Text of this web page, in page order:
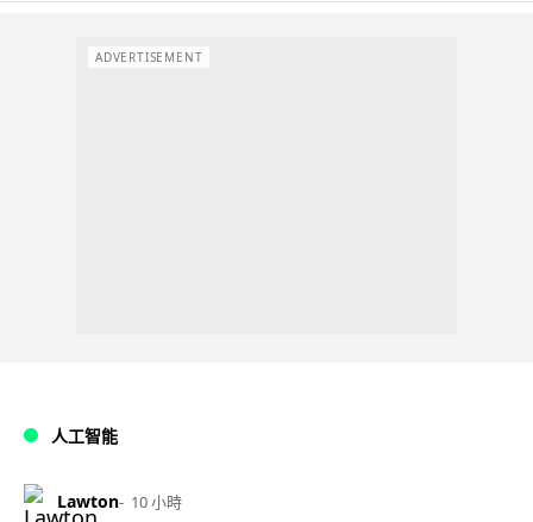
ADVERTISEMENT
人工智能
Lawton 10 小時